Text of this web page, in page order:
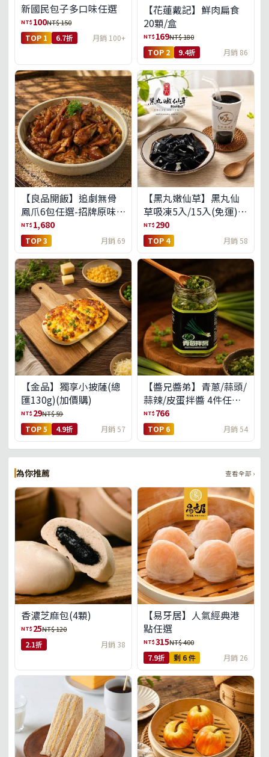
新國民包子多口味任選
NT$ 100NT$ 150
TOP 1 6.7折 月銷 100+
【花蓮戴記】鮮肉扁食
20顆/盒
NT$ 169NT$ 180
TOP 2 9.4折 月銷 86
【良品開飯】追劇無骨
鳳爪6包任選-招牌原味/
濃濃蒜香/過癮麻辣(免運
組)
NT$ 1,680
TOP 3 月銷 69
【黑丸嫩仙草】黑丸仙
草吸凍5入/15入(免運)
(預購中8/14出貨)
NT$ 290
TOP 4 月銷 58
【金品】獨享小披薩(總
匯130g)(加價購)
NT$ 29NT$ 59
TOP 5 4.9折 月銷 57
【醬兄醬弟】青蔥/蒜頭/
蒜辣/皮蛋拌醬 4件任選
(免運組)
NT$ 766
TOP 6 月銷 54
為你推薦 查看全部 ›
香濃芝麻包(4顆)
NT$ 25NT$ 120
2.1折 月銷 38
【易牙居】人氣經典港
點任選
NT$315NT$ 400
7.9折 剩 6 件 月銷 26